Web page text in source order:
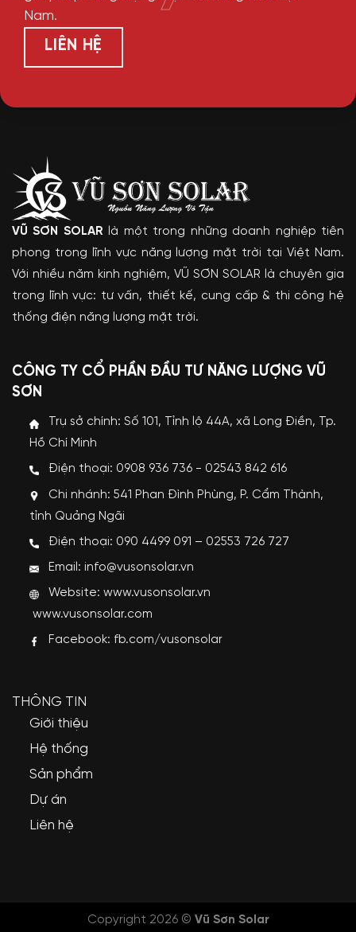
Nam.
LIÊN HỆ
VŨ SƠN SOLAR là một trong những doanh nghiệp tiên
phong trong lĩnh vực năng lượng mặt trời tại Việt Nam.
Với nhiều năm kinh nghiệm, VŨ SƠN SOLAR là chuyên gia
trong lĩnh vực: tư vấn, thiết kế, cung cấp & thi công hệ
thống điện năng lượng mặt trời.
CÔNG TY CỔ PHẦN ĐẦU TƯ NĂNG LƯỢNG VŨ
SƠN
Trụ sở chính: Số 101, Tỉnh lộ 44A, xã Long Điền, Tp.
Hồ Chí Minh
Điện thoại: 0908 936 736 - 02543 842 616
Chi nhánh: 541 Phan Đình Phùng, P. Cẩm Thành,
tỉnh Quảng Ngãi
Điện thoại: 090 4499 091 – 02553 726 727
Email: info@vusonsolar.vn
Website:www.vusonsolar.vn
www.vusonsolar.com
Facebook: fb.com/vusonsolar
THÔNG TIN
Giới thiệu
Hệ thống
Sản phẩm
Dự án
Liên hệ
Copyright 2026 © Vũ Sơn Solar